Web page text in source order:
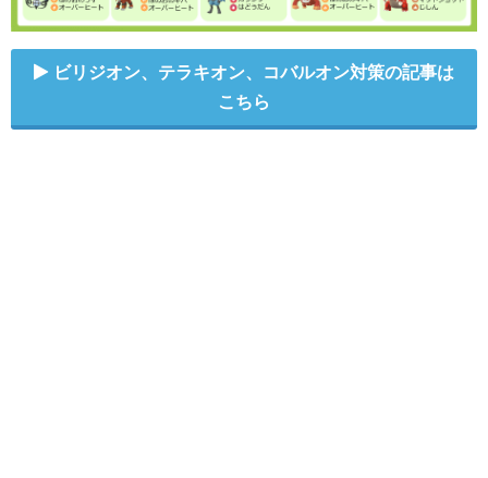
ビリジオン、テラキオン、コバルオン対策の記事は
こちら